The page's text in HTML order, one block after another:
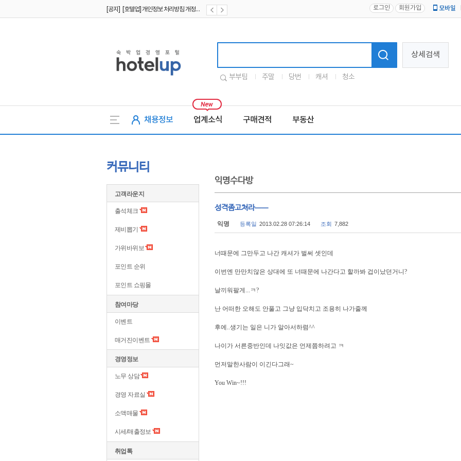
[공지] [호텔업] 개인정보 처리방침 개정본2 (19.09.02) 로그인 회원가입 모바일
상세검색
부부팀 주말 당번 캐셔 청소
채용정보 업계소식 구매견적 부동산
커뮤니티
고객라운지
출석체크
제비뽑기
가위바위보
포인트 순위
포인트 쇼핑몰
참여마당
이벤트
매거진이벤트
경영정보
노무 상담
경영 자료실
소액매물
시세/매출정보
취업톡
익명수다방
성격좀고쳐라ㅡㅡ
익명 등록일 2013.02.28 07:26:14 조회 7,882
너때문에 그만두고 나간 캐셔가 벌써 셋인데
이번엔 만만치않은 상대에 또 너때문에 나간다고 할까봐 겁이났던거니?
날끼워팔게...ㅋ?
난 어떠한 오해도 안풀고 그냥 입닥치고 조용히 나가줄께
후에..생기는 일은 니가 알아서하렴^^
나이가 서른중반인데 나잇값은 언제쯤하려고 ㅋ
먼저말한사람이 이긴다그래~
You Win~!!!